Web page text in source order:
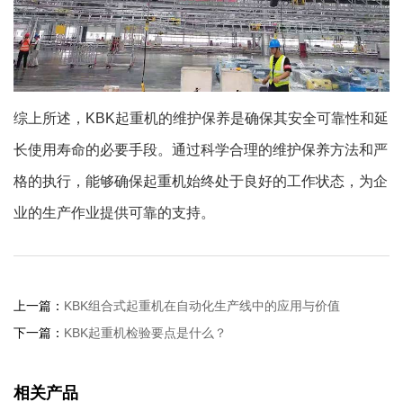
综上所述，KBK起重机的维护保养是确保其安全可靠性和延
长使用寿命的必要手段。通过科学合理的维护保养方法和严
格的执行，能够确保起重机始终处于良好的工作状态，为企
业的生产作业提供可靠的支持。
上一篇： KBK组合式起重机在自动化生产线中的应用与价值
下一篇： KBK起重机检验要点是什么？
相关产品